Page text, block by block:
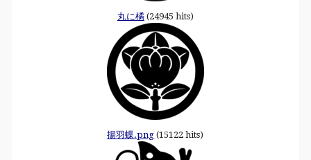
丸に橘(24945 hits)
揚羽蝶.png (15122 hits)